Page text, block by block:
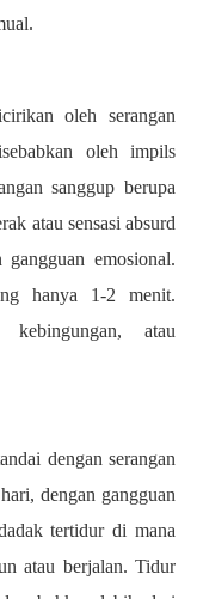
oleh serangan
oleh impils
sanggup berupa
atau sensasi absurd
emosional.
hanya 1-2 menit.
atau
dengan serangan
dengan gangguan
tertidur di mana
atau berjalan. Tidur